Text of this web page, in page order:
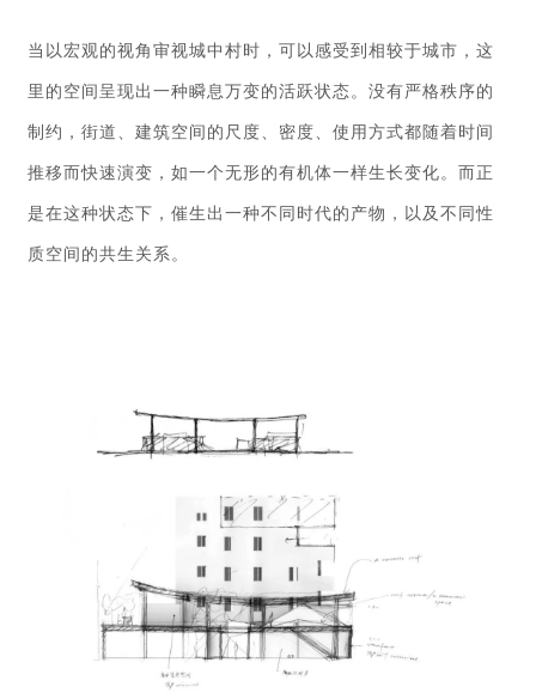
当以宏观的视角审视城中村时，可以感受到相较于城市，这
里的空间呈现出一种瞬息万变的活跃状态。没有严格秩序的
制约，街道、建筑空间的尺度、密度、使用方式都随着时间
推移而快速演变，如一个无形的有机体一样生长变化。而正
是在这种状态下，催生出一种不同时代的产物，以及不同性
质空间的共生关系。